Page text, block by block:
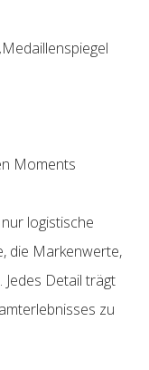
Moments
logistische
die Markenwerte,
Detail trägt
zu